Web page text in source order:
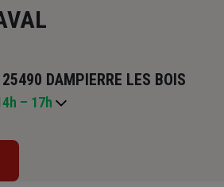
DAMPIERRE LES BOIS
Ouvert 09h – 12h / 14h – 17h
– 17h